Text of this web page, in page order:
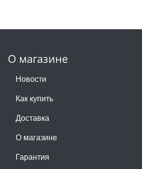
О магазине
Новости
Как купить
Доставка
О магазине
Гарантия